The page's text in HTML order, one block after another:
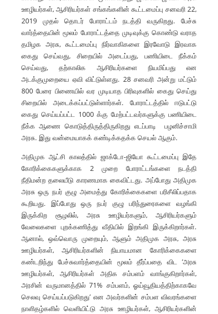
ஊழியர்கள், ஆசிரியர்கள் சங்கங்களின் கூட்டமைப்பு சனவரி 22,
2019 முதல் தொடர் போராட்டம் நடத்தி வருகிறது. பேச்சு
வார்த்தையின் மூலம் போராட்டத்தை முடிவுக்கு கொண்டு வராத
தமிழக அரசு, கூட்டமைப்பு நிர்வாகிகளை இரவோடு இரவாக
கைது செய்வது, சிறையில் அடைப்பது, பணியிடை நீக்கம்
செய்வது, தற்காலிக ஆசிரியர்களை நியமிப்பது என
அடக்குமுறையை ஏவி விட்டுள்ளது. 28 சனவரி அன்று மட்டும்
800 பேரை பிணையில் வர முடியாத பிரிவுகளில் கைது செய்து
சிறையில் அடைக்கப்பட்டுள்ளார்கள். போராட்டத்தில் ஈடுபட்டு
கைது செய்யப்பட்ட 1000 க்கு மேற்பட்டவர்களுக்கு பணியிடை
நீக்க ஆணை கொடுத்திருத்திருகிறது எடப்பாடி பழனிச்சாமி
அரசு. இது வன்மையாகக் கண்டிக்கதக்க செயல் ஆகும்.
அதிமுக ஆட்சி காலத்தில் ஜாக்டோ-ஜியோ கூட்டமைப்பு இதே
கோரிக்கைகளுக்காக 2 முறை போராட்டங்களை நடத்தி
நீதிமன்ற தலையீடு காரணமாக கைவிட்டது. அப்போது அதிமுக
அரசு ஒரு நபர் குழு அமைத்து கோரிக்கைகளை பரிசீலிப்பதாக
கூறியது. இப்போது ஒரு நபர் குழு பரிந்துரைகளை வழங்கி
இருக்கிற சூழலில், அரசு ஊழியர்களும், ஆசிரியர்களும்
வேலைகளை புறக்கணித்து வீதியில் இறங்கி இருக்கிறார்கள்.
ஆனால், ஒவ்வொரு முறையும், ஆளும் அதிமுக அரசு, அரசு
ஊழியர்கள், ஆசிரியர்களின் நியாயமான கோரிக்கைகளை
கண்டறிந்து பேச்சுவார்த்தையின் மூலம் தீர்ப்பதை விட ’அரசு
ஊழியர்கள், ஆசிரியர்கள் அதிக சம்பளம் வாங்குகிறார்கள்,
அரசின் வருமானத்தில் 71% சம்பளம், ஓய்வூதியத்திற்காகவே
செலவு செய்யப்படுகிறது’ என அவர்களின் சம்பள விவரங்களை
நாளிதழ்களில் வெளியிட்டு அரசு ஊழியர்கள், ஆசிரியர்களின்